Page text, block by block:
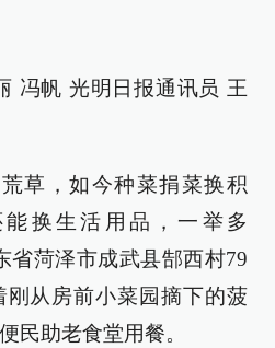
冯帆 光明日报通讯员 王
草，如今种菜捐菜换积
换生活用品，一举多
省菏泽市成武县郜西村79
从房前小菜园摘下的菠
民助老食堂用餐。